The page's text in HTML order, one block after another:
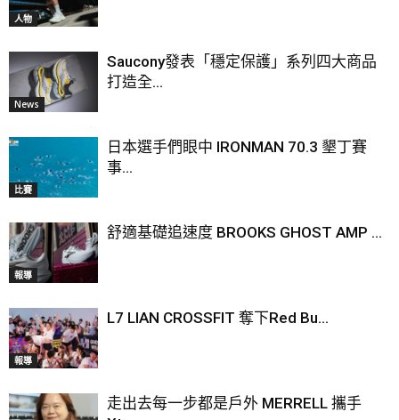
人物
News
Saucony發表「穩定保護」系列四大商品
打造全...
比賽
日本選手們眼中 IRONMAN 70.3 墾丁賽
事...
報導
舒適基礎追速度 BROOKS GHOST AMP ...
報導
L7 LIAN CROSSFIT 奪下Red Bu...
走出去每一步都是戶外 MERRELL 攜手